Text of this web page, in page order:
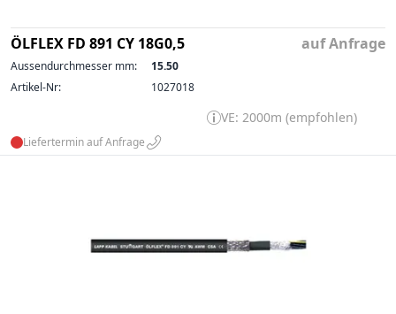
ÖLFLEX FD 891 CY 18G0,5 auf Anfrage
Aussendurchmesser mm:
15.50
Artikel-Nr:
1027018
VE: 2000m (empfohlen)
Liefertermin auf Anfrage